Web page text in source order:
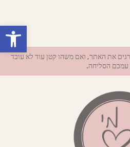
פתח
את האתר, ואם משהו קטן עוד לא עובד
הסליחה.